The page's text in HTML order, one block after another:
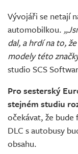
Vývojáři se netají
automobilkou.
dal, a hrdí na to,
modely této
studio SCS
Pro sesterský
stejném studiu
očekávat, že
DLC s autobusy
obsahu.